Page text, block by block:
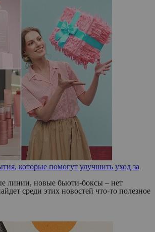
которые помогут улучшить уход за
линии, новые бьюти-боксы – нет
среди этих новостей что-то полезное